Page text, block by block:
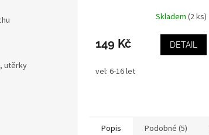
utěrky
Skladem (2 ks)
149 Kč DETAIL
vel: 6-16 let
Popis Podobné (5)